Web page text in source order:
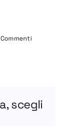
Commenti
scegli